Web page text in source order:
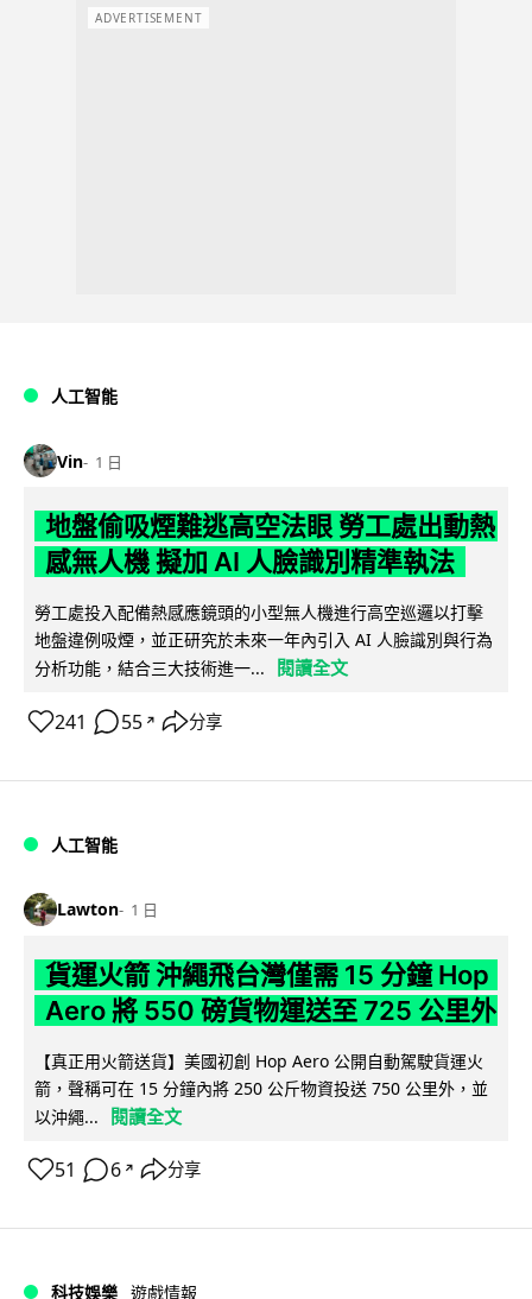
ADVERTISEMENT
人工智能
Vin 1 日
地盤偷吸煙難逃高空法眼 勞工處出動熱
感無人機 擬加 AI 人臉識別精準執法
勞工處投入配備熱感應鏡頭的小型無人機進行高空巡邏以打擊
地盤違例吸煙，並正研究於未來一年內引入 AI 人臉識別與行為
分析功能，結合三大技術進一...
閱讀全文
241 55 ↗ 分享
人工智能
Lawton 1 日
貨運火箭 沖繩飛台灣僅需 15 分鐘 Hop
Aero 將 550 磅貨物運送至 725 公里外
【真正用火箭送貨】美國初創 Hop Aero 公開自動駕駛貨運火
箭，聲稱可在 15 分鐘內將 250 公斤物資投送 750 公里外，並
以沖繩...
閱讀全文
51 6 ↗ 分享
科技娛樂 遊戲情報